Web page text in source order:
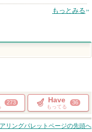
もっとみる
273 Have
もってる
36
リングパレット ページの先頭へ